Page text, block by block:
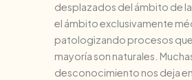
desplazados del ámbito de la
el ámbito exclusivamente
patologizando procesos que
mayoría son naturales.
desconocimiento nos deja